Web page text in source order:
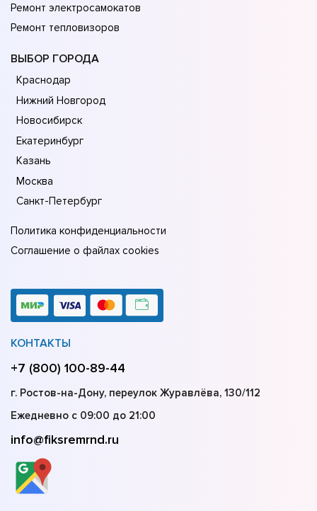
Ремонт электросамокатов
Ремонт тепловизоров
ВЫБОР ГОРОДА
Краснодар
Нижний Новгород
Новосибирск
Екатеринбург
Казань
Москва
Санкт-Петербург
Политика конфиденциальности
Соглашение о файлах cookies
КОНТАКТЫ
+7 (800) 100-89-44
г. Ростов-на-Дону, переулок Журавлёва, 130/112
Ежедневно с 09:00 до 21:00
info@fiksremrnd.ru